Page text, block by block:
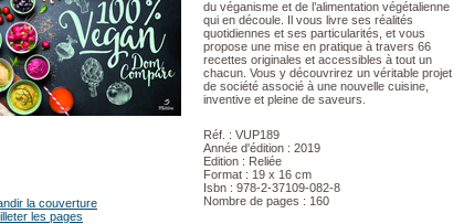
la couverture
les pages
du véganisme et de l’alimentation végétalienne
qui en découle. Il vous livre ses réalités
quotidiennes et ses particularités, et vous
propose une mise en pratique à travers 66
recettes originales et accessibles à tout un
chacun. Vous y découvrirez un véritable projet
de société associé à une nouvelle cuisine,
inventive et pleine de saveurs.
Réf. : VUP189
Année d'édition : 2019
Edition : Reliée
Format : 19 x 16 cm
Isbn : 978-2-37109-082-8
Nombre de pages : 160